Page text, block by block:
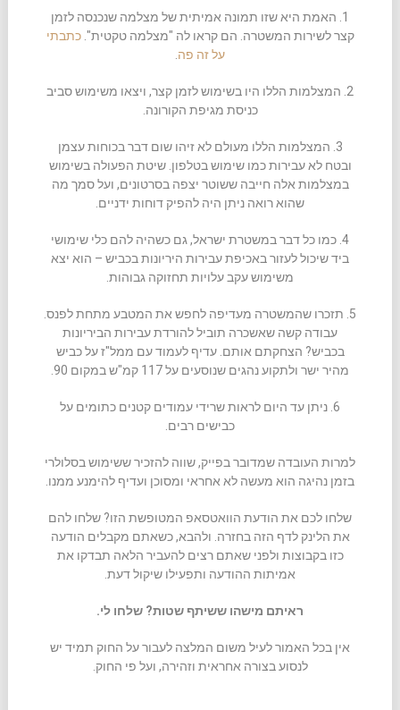
1. האמת היא שזו תמונה אמיתית של מצלמה שנכנסה לזמן
קצר לשירות המשטרה. הם קראו לה "מצלמה טקטית".כתבתי
על זה פה
2. המצלמות הללו היו בשימוש לזמן קצר, ויצאו משימוש סביב
כניסת מגיפת הקורונה.
3. המצלמות הללו מעולם לא זיהו שום דבר בכוחות עצמן
ובטח לא עבירות כמו שימוש בטלפון. שיטת הפעולה בשימוש
במצלמות אלה חייבה ששוטר יצפה בסרטונים, ועל סמך מה
שהוא רואה ניתן היה להפיק דוחות ידניים.
4. כמו כל דבר במשטרת ישראל, גם כשהיה להם כלי שימושי
ביד שיכול לעזור באכיפת עבירות היריונות בכביש – הוא יצא
משימוש עקב עלויות תחזוקה גבוהות.
5. תזכרו שהמשטרה מעדיפה לחפש את המטבע מתחת לפנס.
עבודה קשה שאשכרה תוביל להורדת עבירות הביריונות
בכביש? הצחקתם אותם. עדיף לעמוד עם ממל"ז על כביש
מהיר ישר ולתקוע נהגים שנוסעים על 117 קמ"ש במקום 90.
6. ניתן עד היום לראות שרידי עמודים קטנים כתומים על
כבישים רבים.
למרות העובדה שמדובר בפייק, שווה להזכיר ששימוש בסלולרי
בזמן נהיגה הוא מעשה לא אחראי ומסוכן ועדיף להימנע ממנו.
שלחו לכם את הודעת הוואטסאפ המטופשת הזו? שלחו להם
את הלינק לדף הזה בחזרה. ולהבא, כשאתם מקבלים הודעה
כזו בקבוצות ולפני שאתם רצים להעביר הלאה תבדקו את
אמיתות ההודעה ותפעילו שיקול דעת.
ראיתם מישהו ששיתף שטות? שלחו לי.
אין בכל האמור לעיל משום המלצה לעבור על החוק תמיד יש
לנסוע בצורה אחראית וזהירה, ועל פי החוק.